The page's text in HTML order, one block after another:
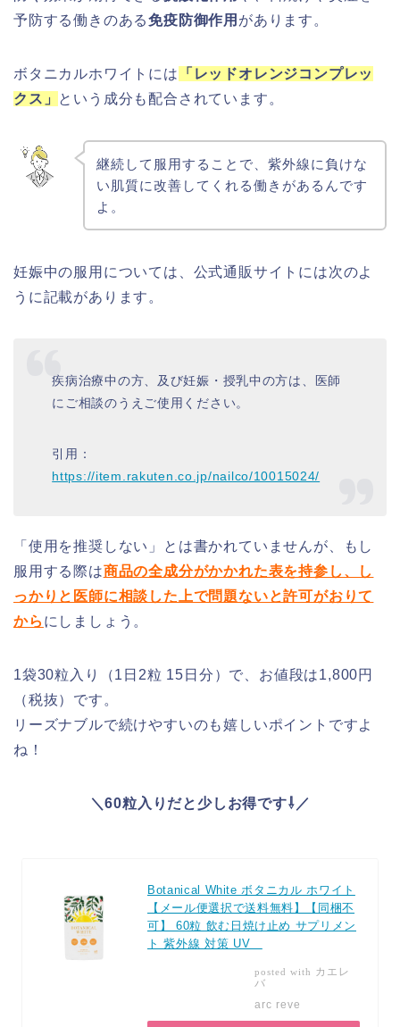
予防する働きのある免疫防御作用 があります。
ボタニカルホワイトには
「レッドオレンジコンプレッ
クス」 という成分も配合されています。
継続して服用することで、紫外線に負けな
い肌質に改善してくれる働きがあるんです
よ。
妊娠中の服用については、公式通販サイトには次のよ
うに記載があります。
疾病治療中の方、及び妊娠・授乳中の方は、医師
にご相談のうえご使用ください。
引用：
https://item.rakuten.co.jp/nailco/10015024/
「使用を推奨しない」とは書かれていませんが、もし
服用する際は商品の全成分がかかれた表を持参し、し
っかりと医師に相談した上で問題ないと許可がおりて
から にしましょう。
1袋30粒入り（1日2粒 15日分）で、お値段は1,800円
（税抜）です。
リーズナブルで続けやすいのも嬉しいポイントですよ
ね！
＼60粒入りだと少しお得です⇩／
Botanical White ボタニカル ホワイト
【メール便選択で送料無料】【同梱不
可】 60粒 飲む日焼け止め サプリメン
ト 紫外線 対策 UV
posted with カエレ
バ
arc reve